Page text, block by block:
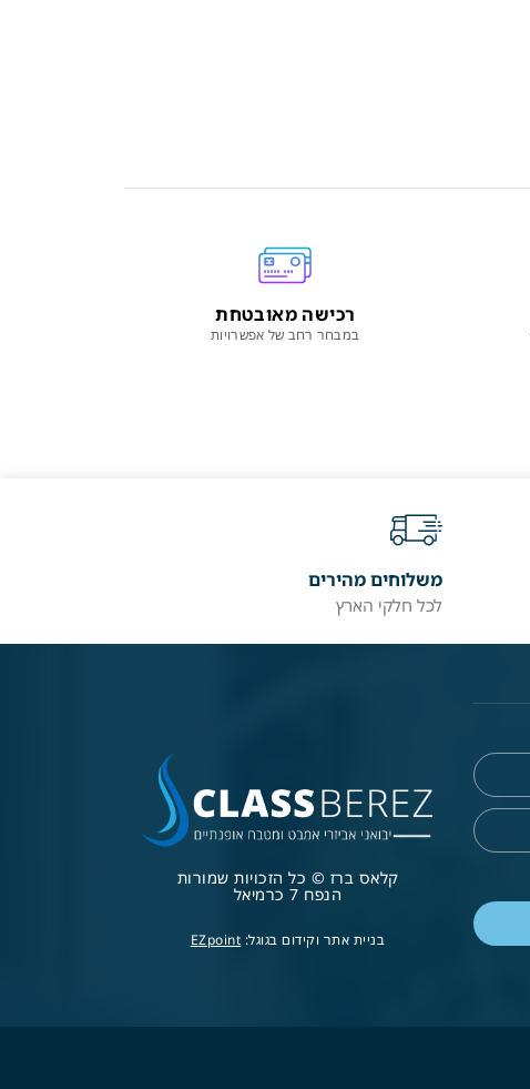
רכישה מאובטחת
במבחר רחב של אפשרויות
משלוחים מהירים
לכל חלקי הארץ
קלאס ברז © כל הזכויות שמורות
הנפח 7 כרמיאל
בניית אתר וקידום בגוגל: EZpoint